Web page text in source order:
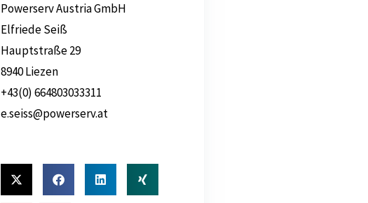
Powerserv Austria GmbH
Elfriede Seiß
Hauptstraße 29
8940 Liezen
+43(0) 664803033311
e.seiss@powerserv.at